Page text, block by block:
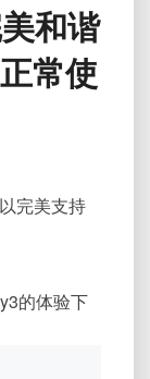
和谐
常使
完美支持
的体验下